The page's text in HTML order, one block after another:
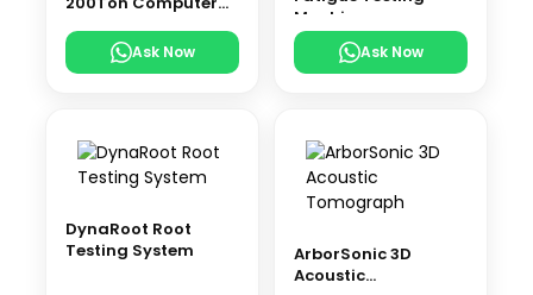
Hydraulic Servo
Universal Testing
Ask Now
Machine
Ask Now
DynaRoot Root
Testing System
ArborSonic 3D
Acoustic